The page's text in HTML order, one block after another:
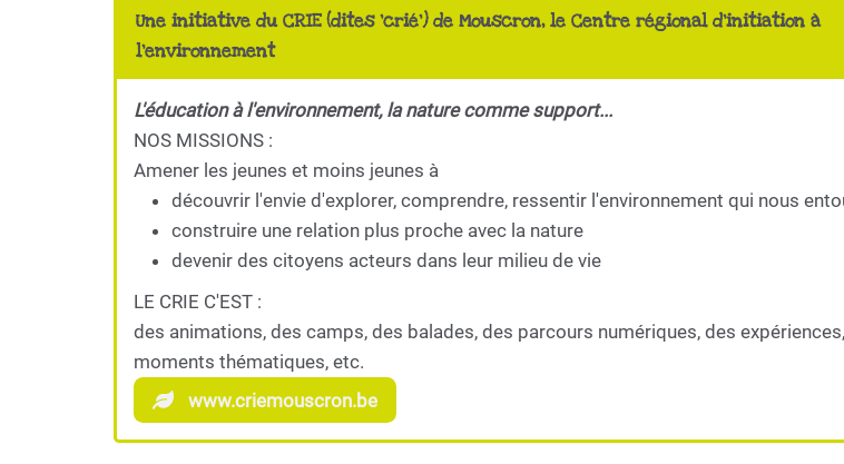
Une initiative du CRIE (dites 'crié') de Mouscron, le Centre régional d'initiation à
l'environnement
L'éducation à l'environnement, la nature comme support...
NOS MISSIONS :
Amener les jeunes et moins jeunes à
découvrir l'envie d'explorer, comprendre, ressentir l'environnement qui nous
construire une relation plus proche avec la nature
devenir des citoyens acteurs dans leur milieu de vie
LE CRIE C'EST :
des animations, des camps, des balades, des parcours numériques, des
moments thématiques, etc.
www.criemouscron.be